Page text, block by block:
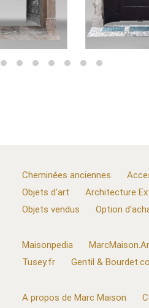
Cheminées anciennes
Objets d'art
Architecture
Objets vendus
Option
Maisonpedia
Tusey.fr
Gentil &
A propos de Marc Maison